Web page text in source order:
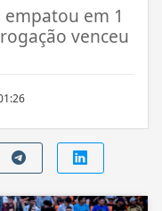
em 1
venceu